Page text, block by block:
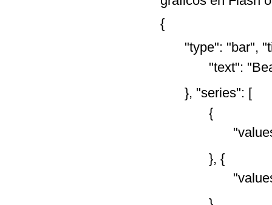
{
"type": "bar",
"text":
}, "series": [
{
}, {